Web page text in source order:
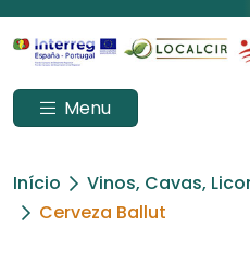
Menu
Início
Vinos, Cavas,
Cerveza Ballut